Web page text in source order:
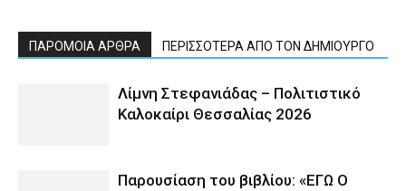
ΠΑΡΟΜΟΙΑ ΑΡΘΡΑ ΠΕΡΙΣΣΟΤΕΡΑ ΑΠΟ ΤΟΝ ΔΗΜΙΟΥΡΓΟ
Λίμνη Στεφανιάδας – Πολιτιστικό
Καλοκαίρι Θεσσαλίας 2026
Παρουσίαση του βιβλίου: «ΕΓΩ Ο